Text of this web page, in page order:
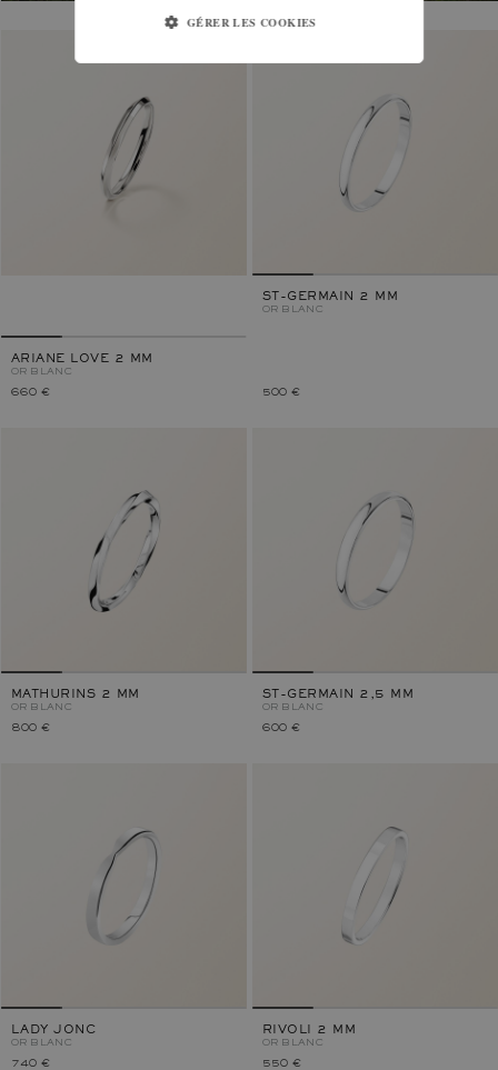
ARIANE LOVE 2 MM
OR BLANC
660 €
ST-GERMAIN 2 MM
OR BLANC
500 €
MATHURINS 2 MM
OR BLANC
800 €
ST-GERMAIN 2,5 MM
OR BLANC
600 €
LADY JONC
OR BLANC
740 €
RIVOLI 2 MM
OR BLANC
550 €
GÉRER LES COOKIES